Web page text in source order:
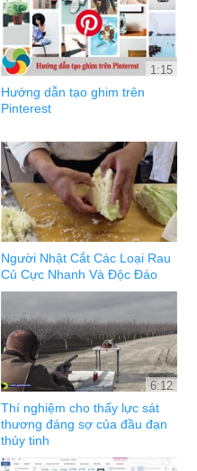
1:15
Hướng dẫn tạo ghim trên
Pinterest
Người Nhật Cắt Các Loại Rau
Củ Cực Nhanh Và Độc Đáo
6:12
Thí nghiệm cho thấy lực sát
thương đáng sợ của đầu đạn
thủy tinh